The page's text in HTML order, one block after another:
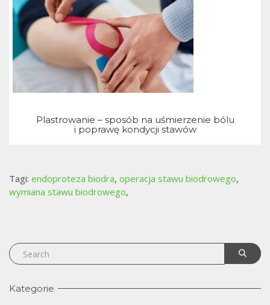
Plastrowanie – sposób na uśmierzenie bólu
i poprawę kondycji stawów
Tagi: endoproteza biodra, operacja stawu biodrowego,
wymiana stawu biodrowego,
Kategorie